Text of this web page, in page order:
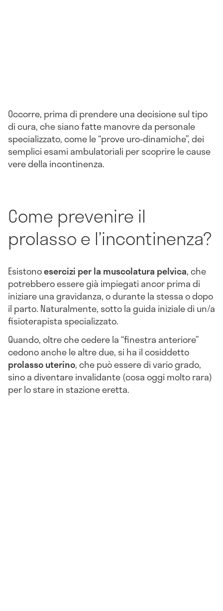
Occorre, prima di prendere una decisione sul tipo
di cura, che siano fatte manovre da personale
specializzato, come le “prove uro-dinamiche”, dei
semplici esami ambulatoriali per scoprire le cause
vere della incontinenza.
Come prevenire il
prolasso e l’incontinenza?
Esistonoesercizi per la muscolatura pelvica, che
potrebbero essere già impiegati ancor prima di
iniziare una gravidanza, o durante la stessa o dopo
il parto. Naturalmente, sotto la guida iniziale di un/a
fisioterapista specializzato.
Quando, oltre che cedere la “finestra anteriore”
cedono anche le altre due, si ha il cosiddetto
prolasso uterino, che può essere di vario grado,
sino a diventare invalidante (cosa oggi molto rara)
per lo stare in stazione eretta.